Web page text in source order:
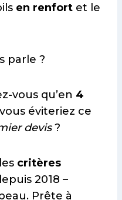
en renfort et le
parle ?
vous qu’en 4
éviteriez ce
devis?
critères
2018 –
Prête à